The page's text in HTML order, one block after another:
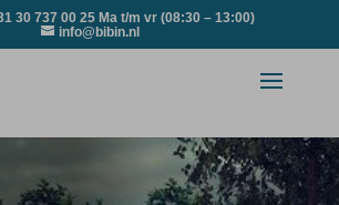
30 737 00 25 Ma t/m vr (08:30 – 13:00)
info@bibin.nl